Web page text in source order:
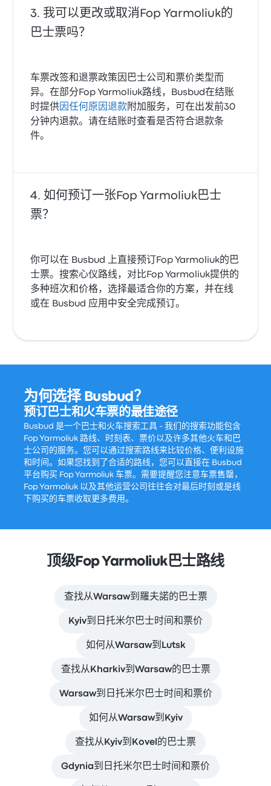
我可以更改或取消Fop Yarmoliuk的
巴士票吗？
车票改签和退票政策因巴士公司和票价类型而
异。在部分Fop Yarmoliuk路线，Busbud在结账
时提供 因任何原因退款 附加服务，可在出发前30
分钟内退款。请在结账时查看是否符合退款条
件。
如何预订一张Fop Yarmoliuk巴士
票？
你可以在 Busbud 上直接预订Fop Yarmoliuk的巴
士票。搜索心仪路线，对比Fop Yarmoliuk提供的
多种班次和价格，选择最适合你的方案，并在线
或在 Busbud 应用中安全完成预订。
为何选择 Busbud？
预订巴士和火车票的最佳途径
Busbud 是一个巴士和火车搜索工具 - 我们的搜索功能包含
Fop Yarmoliuk 路线、时刻表、票价以及许多其他火车和巴
士公司的服务。您可以通过搜索路线来比较价格、便利设施
和时间。如果您找到了合适的路线，您可以直接在 Busbud
平台购买 Fop Yarmoliuk 车票。需要提醒您注意车票售罄，
Fop Yarmoliuk 以及其他运营公司往往会对最后时刻或是线
下购买的车票收取更多费用。
顶级Fop Yarmoliuk巴士路线
查找从Warsaw到羅夫諾的巴士票
Kyiv到日托米尔巴士时间和票价
如何从Warsaw到Lutsk
查找从Kharkiv到Warsaw的巴士票
Warsaw到日托米尔巴士时间和票价
如何从Warsaw到Kyiv
查找从Kyiv到Kovel的巴士票
Gdynia到日托米尔巴士时间和票价